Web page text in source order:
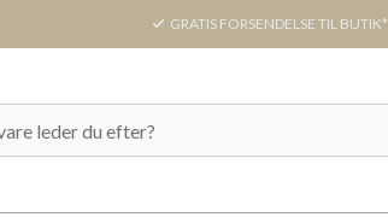
GRATIS FORSENDELSE TIL BUTIK*